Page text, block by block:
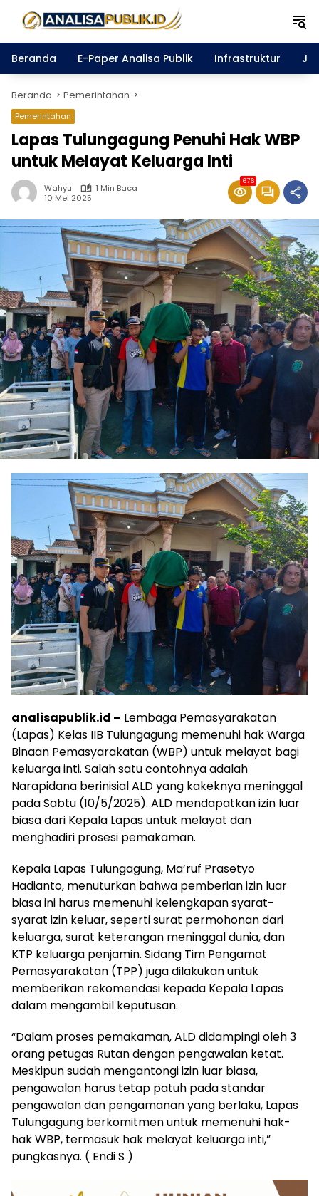
Beranda
E-Paper Analisa Publik Infrastruktur
Beranda Pemerintahan
Pemerintahan
Lapas Tulungagung Penuhi Hak WBP
untuk Melayat Keluarga Inti
Wahyu
1 Min Baca
10 Mei 2025
676
analisapublik.id – Lembaga Pemasyarakatan
(Lapas) Kelas IIB Tulungagung memenuhi hak Warga
Binaan Pemasyarakatan (WBP) untuk melayat bagi
keluarga inti. Salah satu contohnya adalah
Narapidana berinisial ALD yang kakeknya meninggal
pada Sabtu (10/5/2025). ALD mendapatkan izin luar
biasa dari Kepala Lapas untuk melayat dan
menghadiri prosesi pemakaman.
Kepala Lapas Tulungagung, Ma’ruf Prasetyo
Hadianto, menuturkan bahwa pemberian izin luar
biasa ini harus memenuhi kelengkapan syarat-
syarat izin keluar, seperti surat permohonan dari
keluarga, surat keterangan meninggal dunia, dan
KTP keluarga penjamin. Sidang Tim Pengamat
Pemasyarakatan (TPP) juga dilakukan untuk
memberikan rekomendasi kepada Kepala Lapas
dalam mengambil keputusan.
“Dalam proses pemakaman, ALD didampingi oleh 3
orang petugas Rutan dengan pengawalan ketat.
Meskipun sudah mengantongi izin luar biasa,
pengawalan harus tetap patuh pada standar
pengawalan dan pengamanan yang berlaku, Lapas
Tulungagung berkomitmen untuk memenuhi hak-
hak WBP, termasuk hak melayat keluarga inti,”
pungkasnya. ( Endi S )